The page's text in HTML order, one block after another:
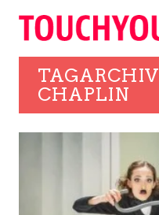
CHAPLIN